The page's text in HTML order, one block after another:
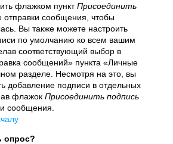
флажком пунктПрисоединить
сообщения, чтобы
Вы также можете настроить
по умолчанию ко всем вашим
соответствующий выбор в
сообщений» пункта «Личные
разделе. Несмотря на это, вы
добавление подписи в отдельных
флажокПрисоединить подпись
сообщения.
опрос?